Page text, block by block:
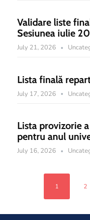
Validare liste
Sesiunea iulie
July 21, 2026
Lista finală
July 17, 2026
Lista provizorie
pentru anul
July 16, 2026
1 2